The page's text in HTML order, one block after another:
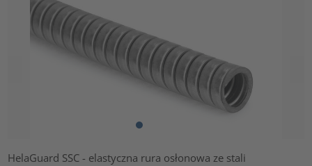
HelaGuard SSC - elastyczna rura osłonowa ze stali